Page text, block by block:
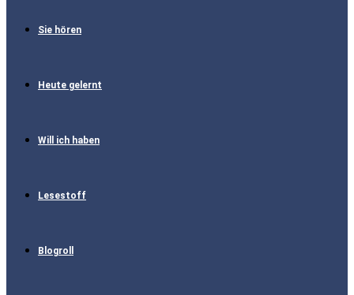
Sie hören
Heute gelernt
Will ich haben
Lesestoff
Blogroll